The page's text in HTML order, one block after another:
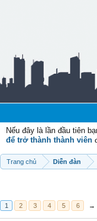
Nếu đây là lần đầu tiên
để trở thành thành viên
Trang chủ Diễn đàn
1 2 3 4 5 6 →